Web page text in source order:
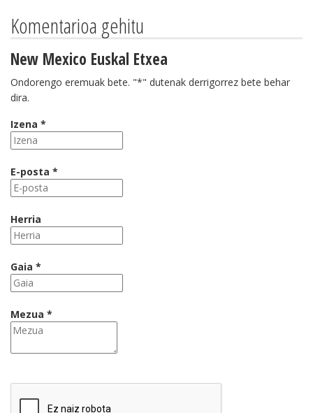
Komentarioa gehitu
New Mexico Euskal Etxea
Ondorengo eremuak bete. "*" dutenak derrigorrez bete behar
dira.
Izena *
E-posta *
Herria
Gaia *
Mezua *